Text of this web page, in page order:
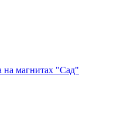
магнитах "Сад"